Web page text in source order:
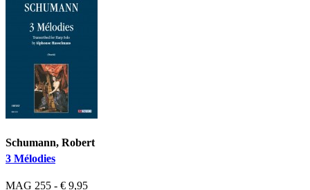
Schumann, Robert
3 Mélodies
MAG 255 - € 9,95